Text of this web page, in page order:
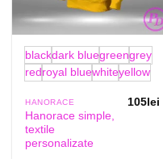
blackdark bluegreengrey
redroyal bluewhiteyellow
HANORACE
Hanorace simple,
textile
personalizate
105lei